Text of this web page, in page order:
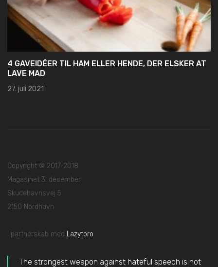
4 GAVEIDÉER TIL HAM ELLER HENDE, DER ELSKER AT
LAVE MAD
27. juli 2021
Copyright © 2017-2018
Magasinet 3. december
Skudehavnsvej 5
2150 Nordhavn
I partnerskab med Lazytoro
The strongest weapon against hateful speech is not